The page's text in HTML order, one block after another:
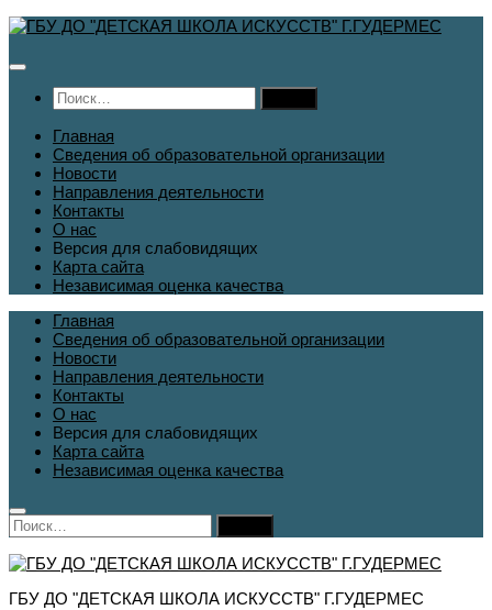
Перейти
содержимому
Найти:
Главная
Сведения об образовательной организации
Новости
Направления деятельности
Контакты
О нас
Версия для слабовидящих
Карта сайта
Независимая оценка качества
Главная
Сведения об образовательной организации
Новости
Направления деятельности
Контакты
О нас
Версия для слабовидящих
Карта сайта
Независимая оценка качества
Найти:
ГБУ ДО "ДЕТСКАЯ ШКОЛА ИСКУССТВ" Г.ГУДЕРМЕС